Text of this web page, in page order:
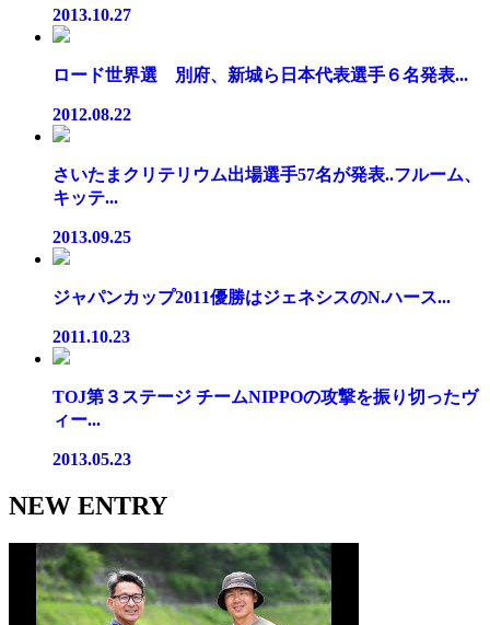
2013.10.27
ロード世界選 別府、新城ら日本代表選手６名発表...
2012.08.22
さいたまクリテリウム出場選手57名が発表..フルーム、
キッテ...
2013.09.25
ジャパンカップ2011優勝はジェネシスのN.ハース...
2011.10.23
TOJ第３ステージ チームNIPPOの攻撃を振り切ったヴ
ィー...
2013.05.23
NEW ENTRY